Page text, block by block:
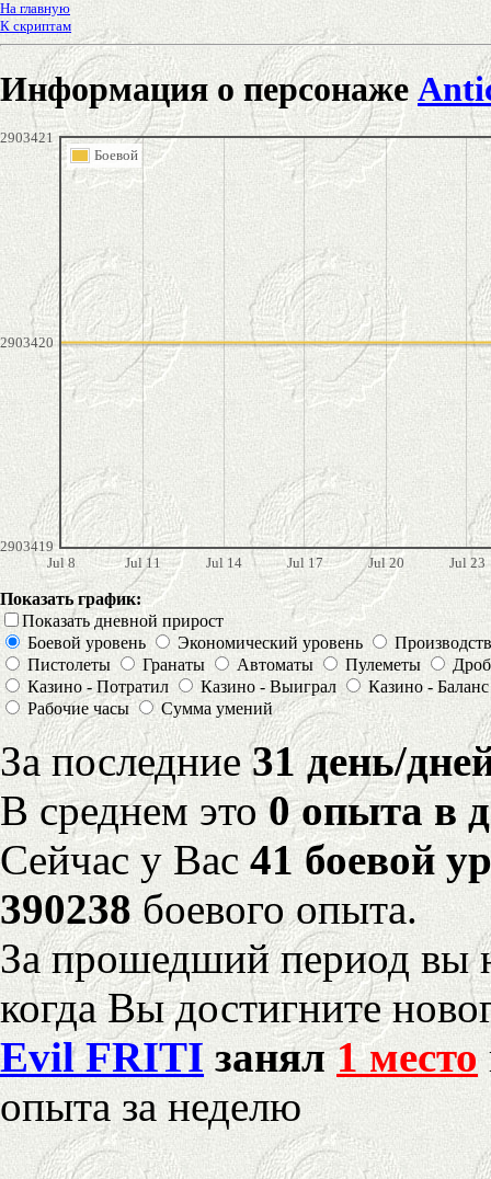
На главную
К скриптам
Информация о персонаже
Jul 8 Jul 11 Jul 14 Jul 17 Jul 20 Jul 23
2903419
2903420
2903421
Боевой
Показать график:
Показать дневной прирост
Боевой уровень
Экономический уровень
Пистолеты
Гранаты Автоматы Пулеметы
Казино - Потратил
Казино - Выиграл
Казино - Баланс
Рабочие часы
Сумма умений
За последние31 день/
В среднем это0 опыта в
Сейчас у Вас 41 боевой
390238боевого опыта.
За прошедший период вы
когда Вы достигните
Evil FRITI занял1 место
опыта за неделю